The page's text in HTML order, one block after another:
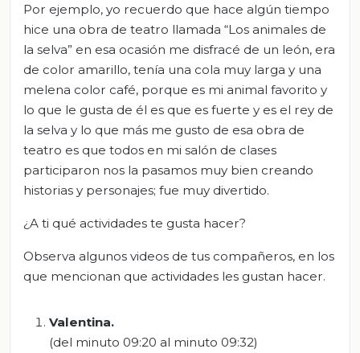
Por ejemplo, yo recuerdo que hace algún tiempo
hice una obra de teatro llamada “Los animales de
la selva” en esa ocasión me disfracé de un león, era
de color amarillo, tenía una cola muy larga y una
melena color café, porque es mi animal favorito y
lo que le gusta de él es que es fuerte y es el rey de
la selva y lo que más me gusto de esa obra de
teatro es que todos en mi salón de clases
participaron nos la pasamos muy bien creando
historias y personajes; fue muy divertido.
¿A ti qué actividades te gusta hacer?
Observa algunos videos de tus compañeros, en los
que mencionan que actividades les gustan hacer.
Valentina.
(del minuto 09:20 al minuto 09:32)